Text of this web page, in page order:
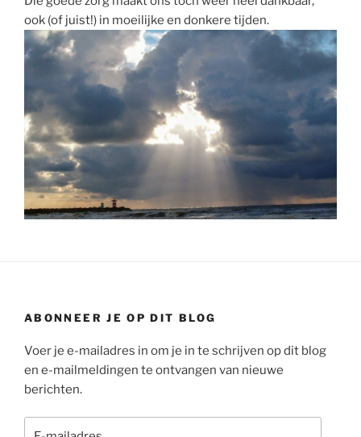
ook (of juist!) in moeilijke en donkere tijden.
ABONNEER JE OP DIT BLOG
Voer je e-mailadres in om je in te schrijven op dit blog
en e-mailmeldingen te ontvangen van nieuwe
berichten.